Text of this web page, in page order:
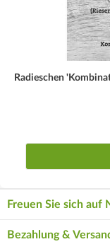
Radieschen
Freuen Sie sich auf
Bezahlung &